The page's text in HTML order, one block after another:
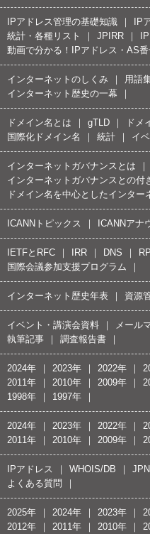
IPアドレス管理の基礎知識 IP
統計・各種リスト
JPIRR
動画で分かる！IPアドレス・AS
インターネットのしくみ 用語
インターネット歴史の一幕
ドメイン名とは gTLD ドメ
国際化ドメイン名
統計 イ
インターネットガバナンスとは
インターネットガバナンスとの付
ドメイン名を中心としたインター
ICANNトピックス ICANNアナ
IETFとRFC IRR DNS
国際会議参加支援プログラム
インターネット歴史年表 資源
イベント・講演会資料 メール
執筆記事
調査報告書
2024年 2023年 2022年
2011年
2010年 2009年
1998年
1997年
2024年 2023年 2022年
2011年
2010年 2009年
IPアドレス WHOIS/DB
よくある質問
2025年 2024年 2023年
2012年
2011年 2010年